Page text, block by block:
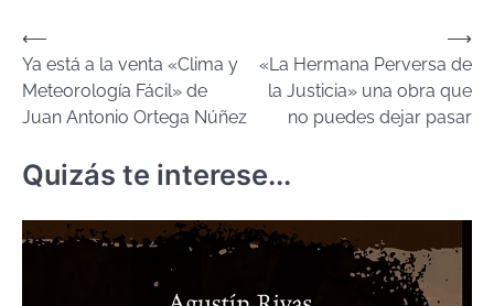
Navegación
de
entradas
⟵
Ya está a la venta «Clima y
Meteorología Fácil» de
Juan Antonio Ortega Núñez
«La Hermana Perversa de
la Justicia» una obra que
no puedes dejar pasar
⟶
Quizás te interese...